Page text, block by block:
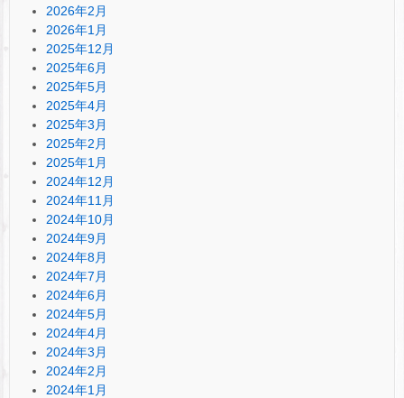
2026年2月
2026年1月
2025年12月
2025年6月
2025年5月
2025年4月
2025年3月
2025年2月
2025年1月
2024年12月
2024年11月
2024年10月
2024年9月
2024年8月
2024年7月
2024年6月
2024年5月
2024年4月
2024年3月
2024年2月
2024年1月